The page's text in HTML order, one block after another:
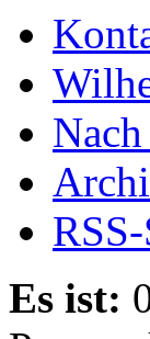
Es ist: